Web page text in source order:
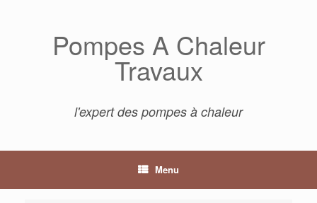
Pompes A Chaleur
Travaux
l'expert des pompes à chaleur
Menu